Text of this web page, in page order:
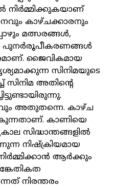
നിർമ്മിക്കുകയാണ്
കാഴ്ചക്കാരനും
മത്സരങ്ങൾ,
പുനർരൂപീകരണങ്ങൾ
ജൈവികമായ
സിനിമയുടെ
സിനിമ അതിന്റെ
അതുതന്നെ. കാഴ്ച
കാണിയെ
സിദ്ധാന്തങ്ങളിൽ
നിഷ്‌ക്രിയമായ
ആർക്കും
നിരന്തരം